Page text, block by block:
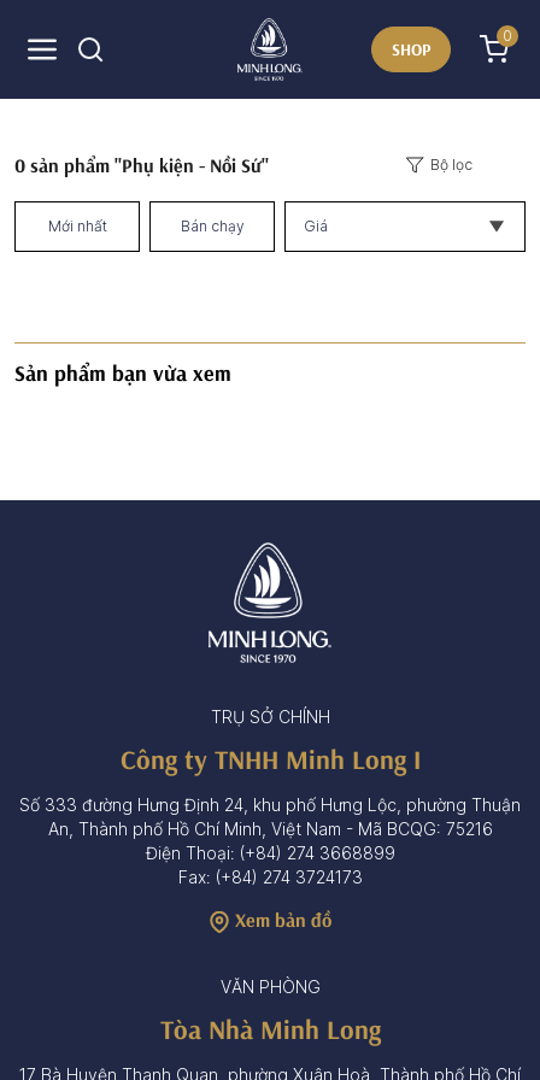
SHOP
0
0 sản phẩm "Phụ kiện - Nồi Sứ" Bộ lọc
Mới nhất Bán chạy Giá
Sản phẩm bạn vừa xem
TRỤ SỞ CHÍNH
Công ty TNHH Minh Long I
Số 333 đường Hưng Định 24, khu phố Hưng Lộc, phường Thuận
An, Thành phố Hồ Chí Minh, Việt Nam - Mã BCQG: 75216
Điện Thoại: (+84) 274 3668899
Fax: (+84) 274 3724173
Xem bản đồ
VĂN PHÒNG
Tòa Nhà Minh Long
17 Bà Huyện Thanh Quan, phường Xuân Hoà, Thành phố Hồ Chí